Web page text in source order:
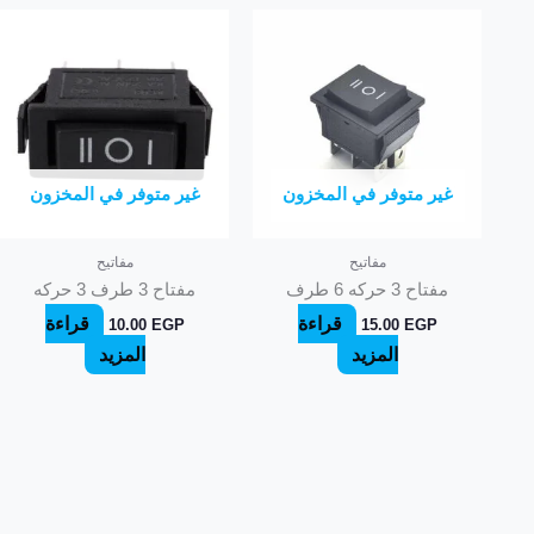
غير متوفر في المخزون
مفاتيح
مفتاح 3 حركه 6 طرف
15.00 EGP
قراءة
المزيد
غير متوفر في المخزون
مفاتيح
مفتاح 3 طرف 3 حركه
10.00 EGP
قراءة
المزيد